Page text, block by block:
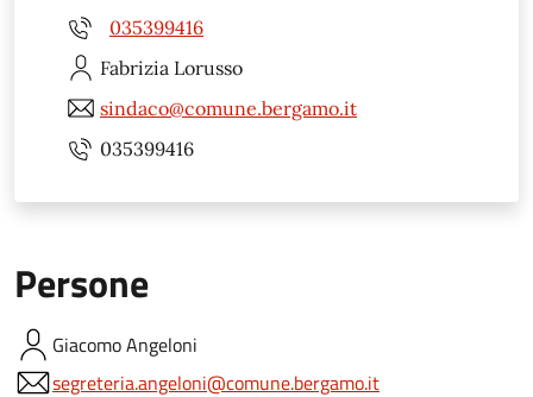
035399416
Fabrizia Lorusso
sindaco@comune.bergamo.it
035399416
Persone
GiacomoAngeloni
segreteria.angeloni@comune.bergamo.it